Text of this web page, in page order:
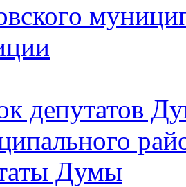
депутатов
Думы